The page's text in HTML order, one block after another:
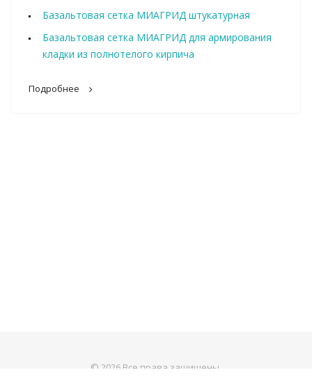
Базальтовая сетка МИАГРИД штукатурная
Базальтовая сетка МИАГРИД для армирования
кладки из полнотелого кирпича
Подробнее
© 2026 Все права защищены.